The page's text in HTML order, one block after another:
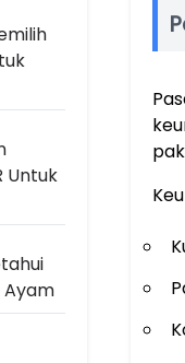
Untuk
Ayam